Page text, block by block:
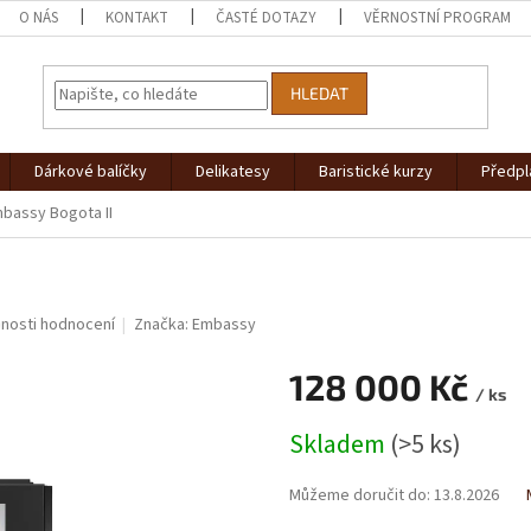
O NÁS KONTAKT ČASTÉ DOTAZY VĚRNOSTNÍ PROGRAM
HLEDAT
Dárkové balíčky Delikatesy Baristické kurzy
Bogota II
hodnocení Značka:Embassy
128 000 Kč / ks
cena:
Skladem (>5 ks)
Můžeme doručit do: 13.8.2026